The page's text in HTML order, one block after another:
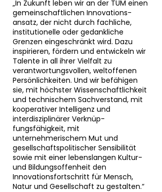
„In Zukunft leben wir an der TUM einen
gemeinschaftlichen Innovations­
ansatz, der nicht durch fachliche,
institutionelle oder gedankliche
Grenzen eingeschränkt wird. Dazu
inspirieren, fördern und entwickeln wir
Talente in all ihrer Vielfalt zu
verantwortungsvollen, weltoffenen
Persönlichkeiten. Und wir befähigen
sie, mit höchster Wissenschaftlichkeit
und technischem Sachverstand, mit
kooperativer Intelligenz und
interdisziplinärer Verknüp­
fungsfähigkeit, mit
unternehmerischem Mut und
gesellschaftspolitischer Sensibilität
sowie mit einer lebenslangen Kultur­
und Bildungsoffenheit den
Innovationsfortschritt für Mensch,
Natur und Gesellschaft zu gestalten.“